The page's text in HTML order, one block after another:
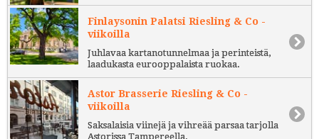
Finlaysonin Palatsi Riesling & Co -
viikoilla
Juhlavaa kartanotunnelmaa ja perinteistä,
laadukasta eurooppalaista ruokaa.
Astor Brasserie Riesling & Co -
viikoilla
Saksalaisia viinejä ja vihreää parsaa tarjolla
Astorissa Tampereella.